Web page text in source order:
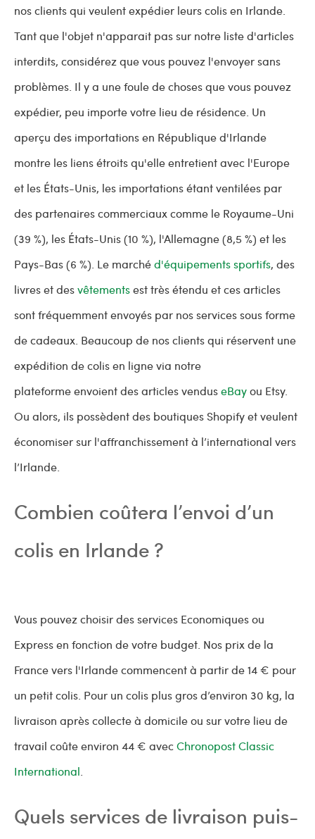
nos clients qui veulent expédier leurs colis en Irlande.
Tant que l'objet n'apparait pas sur notre liste d'articles
interdits, considérez que vous pouvez l'envoyer sans
problèmes. Il y a une foule de choses que vous pouvez
expédier, peu importe votre lieu de résidence. Un
aperçu des importations en République d'Irlande
montre les liens étroits qu'elle entretient avec l'Europe
et les États-Unis, les importations étant ventilées par
des partenaires commerciaux comme le Royaume-Uni
(39 %), les États-Unis (10 %), l'Allemagne (8,5 %) et les
Pays-Bas (6 %). Le marchéd'équipements sportifs, des
livres et desvêtementsest très étendu et ces articles
sont fréquemment envoyés par nos services sous forme
de cadeaux. Beaucoup de nos clients qui réservent une
expédition de colis en ligne via notre
plateforme envoient des articles venduseBayou Etsy.
Ou alors, ils possèdent des boutiques Shopify et veulent
économiser sur l'affranchissement à l’international vers
l’Irlande.
Combien coûtera l’envoi d’un
colis en Irlande ?
Vous pouvez choisir des services Economiques ou
Express en fonction de votre budget. Nos prix de la
France vers l'Irlande commencent à partir de 14 € pour
un petit colis. Pour un colis plus gros d’environ 30 kg, la
livraison après collecte à domicile ou sur votre lieu de
travail coûte environ 44 € avecChronopost Classic
International
Quels services de livraison puis-